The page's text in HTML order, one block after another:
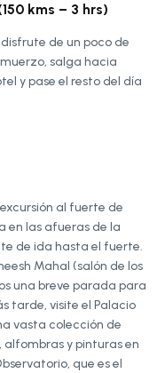
kms – 3 hrs)
de un poco de
salga hacia
y pase el resto del día
al fuerte de
en las afueras de la
de ida hasta el fuerte.
Mahal (salón de los
una breve parada para
tarde, visite el Palacio
vasta colección de
y pinturas en
que es el